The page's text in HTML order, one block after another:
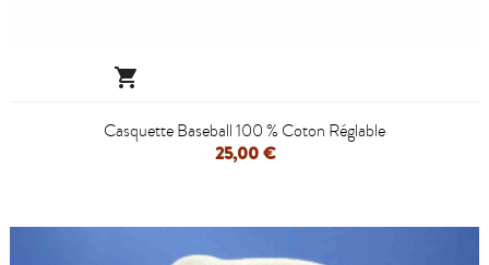

Casquette Baseball 100 % Coton Réglable
25,00 €